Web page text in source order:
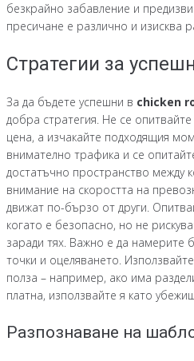
безкрайно забавление и
пресичане е различно и изисква
Стратегии за
За да бъдете успешни в chicken
добра стратегия. Не се
цена, а изчакайте подходящия
внимателно трафика и се
достатъчно пространство между
внимание на скоростта на
движат по-бързо от други.
когато е безопасно, но не
заради тях. Важно е да намерите
точки и оцеляването.
полза – например, ако има
платна, използвайте я като
Разпознаване на